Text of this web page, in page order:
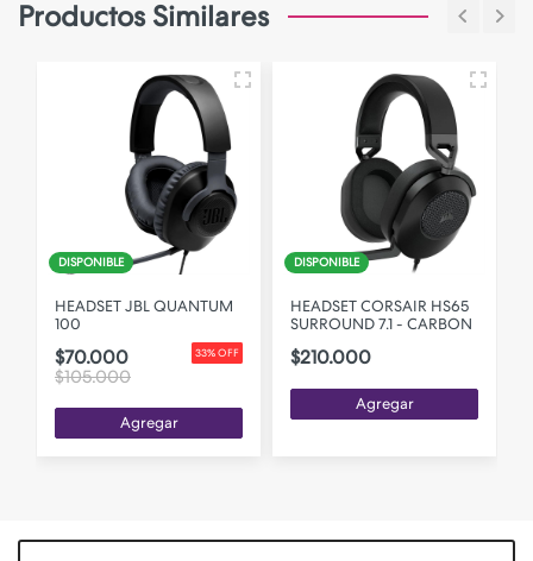
Productos Similares
DISPONIBLE
HEADSET JBL QUANTUM
100
33% OFF
$70.000
$105.000
Agregar
DISPONIBLE
HEADSET CORSAIR HS65
SURROUND 7.1 - CARBON
$210.000
Agregar